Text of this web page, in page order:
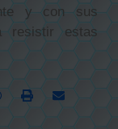
y con sus
resistir estas